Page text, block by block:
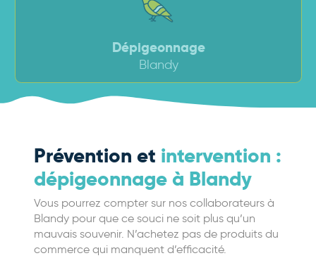
Dépigeonnage
Blandy
Prévention et intervention :
dépigeonnage à Blandy
Vous pourrez compter sur nos collaborateurs à
Blandy pour que ce souci ne soit plus qu’un
mauvais souvenir. N’achetez pas de produits du
commerce qui manquent d’efficacité.